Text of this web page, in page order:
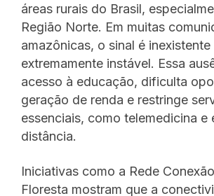
áreas rurais do Brasil,
Região Norte. Em muitas
amazônicas, o sinal é inexistente
extremamente instável. Essa
acesso à educação, dificulta
geração de renda e restringe
essenciais, como telemedicina e
distância.
Iniciativas como a Rede
Floresta mostram que a